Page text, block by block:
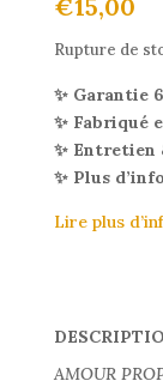
€15,00
Rupture de
✨ Garantie
✨ Fabriqué
✨
✨ Plus
Lire plus
AMOUR